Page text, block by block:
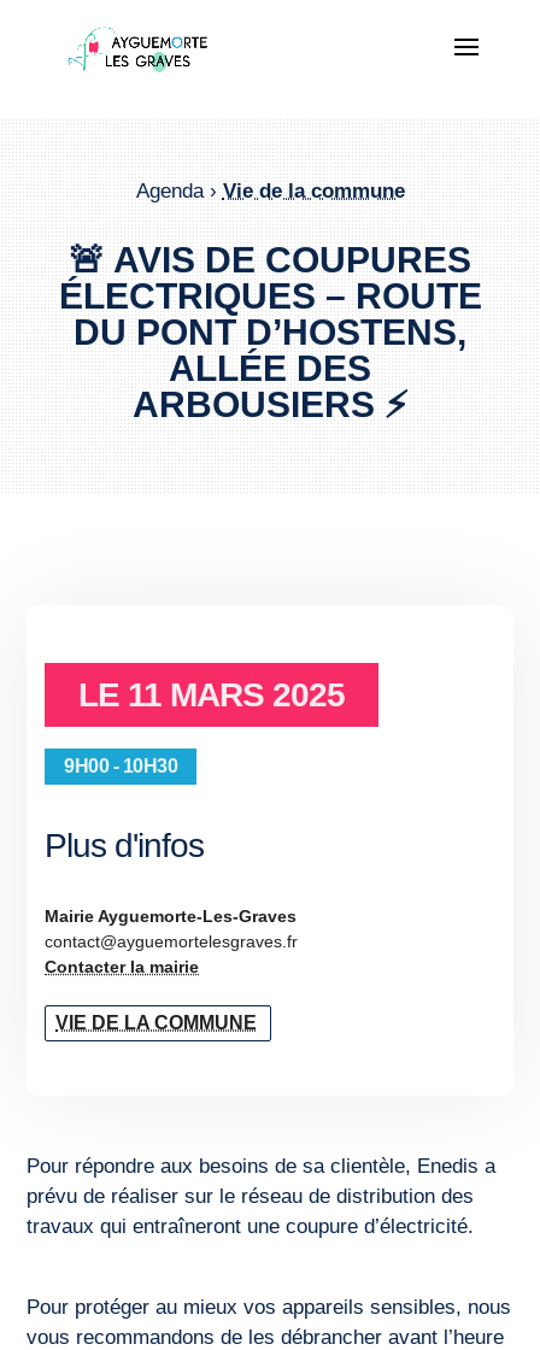
Agenda ›Vie de la commune
🚨 AVIS DE COUPURES
ÉLECTRIQUES – ROUTE
DU PONT D’HOSTENS,
ALLÉE DES
ARBOUSIERS ⚡
LE 11 MARS 2025
9H00 - 10H30
Plus d'infos
Mairie Ayguemorte-Les-Graves
contact@ayguemortelesgraves.fr
Contacter la mairie
VIE DE LA COMMUNE
Pour répondre aux besoins de sa clientèle, Enedis a
prévu de réaliser sur le réseau de distribution des
travaux qui entraîneront une coupure d’électricité.
Pour protéger au mieux vos appareils sensibles, nous
vous recommandons de les débrancher avant l’heure